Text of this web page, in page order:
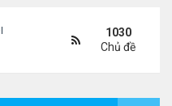
xứ
1030
Chủ đề